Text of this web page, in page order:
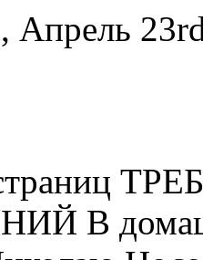
, Апрель
В